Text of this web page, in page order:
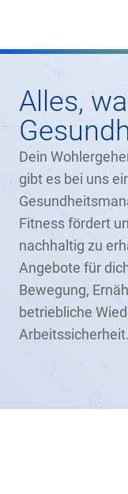
Alles,
Dein
gibt es bei uns
Fitness fördert
nachhaltig zu
Angebote für
Bewegung,
betriebliche
Arbeitssicherheit.